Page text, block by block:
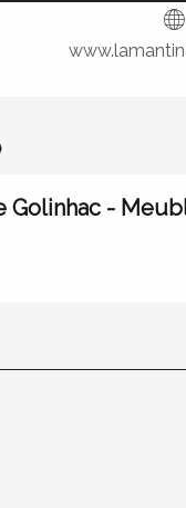
Golinhac -